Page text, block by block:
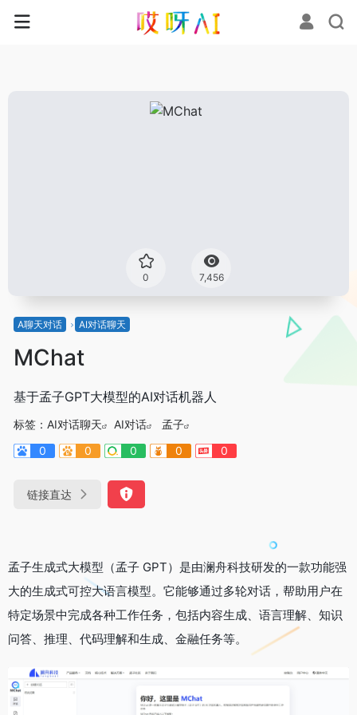
0 7,456
A聊天对话 AI对话聊天
MChat
基于孟子GPT大模型的AI对话机器人
标签： AI对话聊天 AI对话
孟子
0
0 0 0 0
链接直达
孟子生成式大模型（孟子 GPT）是由澜舟科技研发的一款功能强
大的生成式可控大语言模型。它能够通过多轮对话，帮助用户在
特定场景中完成各种工作任务，包括内容生成、语言理解、知识
问答、推理、代码理解和生成、金融任务等。